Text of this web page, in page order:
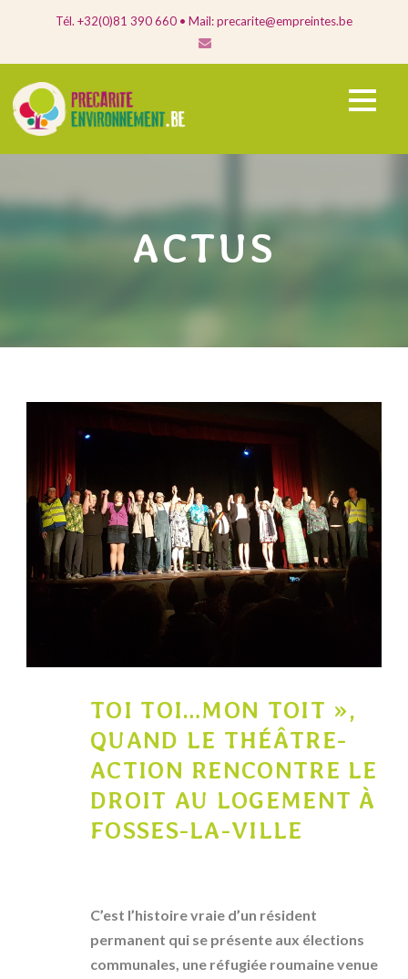
Tél. +32(0)81 390 660 • Mail: precarite@empreintes.be
ACTUS
TOI TOI…MON TOIT »,
QUAND LE THÉÂTRE-
ACTION RENCONTRE LE
DROIT AU LOGEMENT À
FOSSES-LA-VILLE
C’est l’histoire vraie d’un résident
permanent qui se présente aux élections
communales, une réfugiée roumaine venue